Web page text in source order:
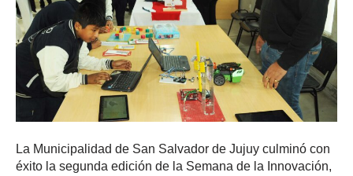
La Municipalidad de San Salvador de Jujuy culminó con
éxito la segunda edición de la Semana de la Innovación,